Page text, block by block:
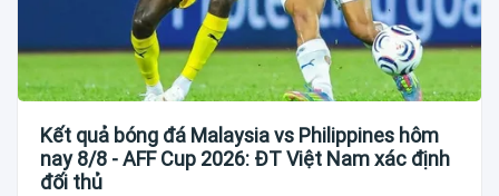
Kết quả bóng đá Malaysia vs Philippines hôm
nay 8/8 - AFF Cup 2026: ĐT Việt Nam xác định
đối thủ